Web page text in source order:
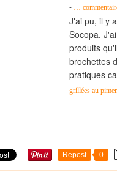
- …
J'ai pu, il y
Socopa.
produits
brochettes
pratiques
grillées au
Repost 0